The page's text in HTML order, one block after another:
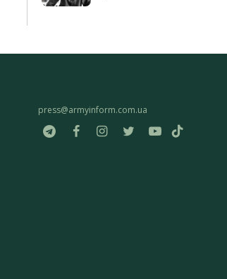
press@armyinform.com.ua